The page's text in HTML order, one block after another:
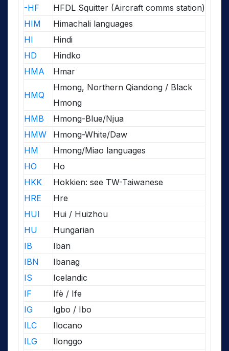
-HF
HFDL Squitter (Aircraft comms station)
HIM
Himachali languages
HI
Hindi
HD
Hindko
HMA
Hmar
HMQ
Hmong, Northern Qiandong / Black
Hmong
HMB
Hmong-Blue/Njua
HMW
Hmong-White/Daw
HM
Hmong/Miao languages
HO
Ho
HKK
Hokkien: see TW-Taiwanese
HRE
Hre
HUI
Hui / Huizhou
HU
Hungarian
IB
Iban
IBN
Ibanag
IS
Icelandic
IF
Ifè / Ife
IG
Igbo / Ibo
ILC
Ilocano
ILG
Ilonggo